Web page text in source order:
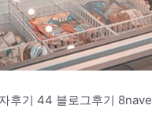
후기 44 블로그후기